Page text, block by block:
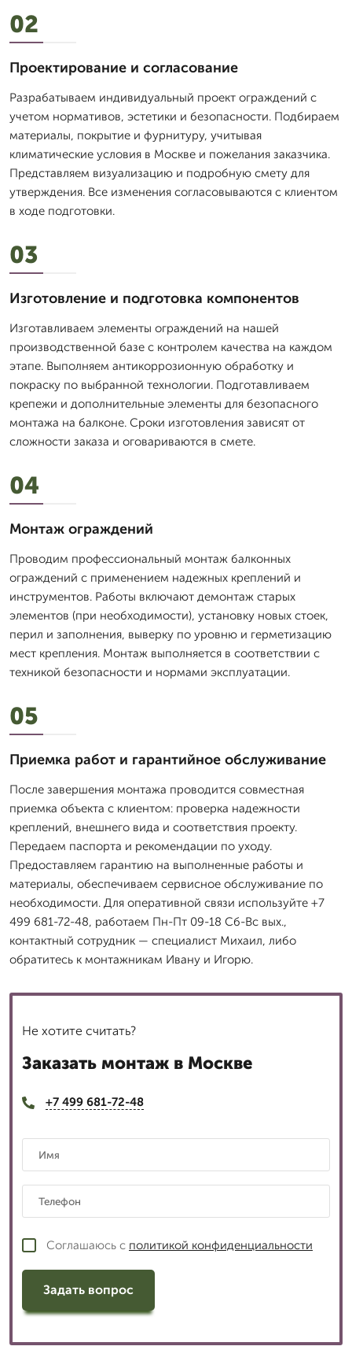
02
Проектирование и согласование
Разрабатываем индивидуальный проект ограждений с
учетом нормативов, эстетики и безопасности. Подбираем
материалы, покрытие и фурнитуру, учитывая
климатические условия в Москве и пожелания заказчика.
Представляем визуализацию и подробную смету для
утверждения. Все изменения согласовываются с клиентом
в ходе подготовки.
03
Изготовление и подготовка компонентов
Изготавливаем элементы ограждений на нашей
производственной базе с контролем качества на каждом
этапе. Выполняем антикоррозионную обработку и
покраску по выбранной технологии. Подготавливаем
крепежи и дополнительные элементы для безопасного
монтажа на балконе. Сроки изготовления зависят от
сложности заказа и оговариваются в смете.
04
Монтаж ограждений
Проводим профессиональный монтаж балконных
ограждений с применением надежных креплений и
инструментов. Работы включают демонтаж старых
элементов (при необходимости), установку новых стоек,
перил и заполнения, выверку по уровню и герметизацию
мест крепления. Монтаж выполняется в соответствии с
техникой безопасности и нормами эксплуатации.
05
Приемка работ и гарантийное обслуживание
После завершения монтажа проводится совместная
приемка объекта с клиентом: проверка надежности
креплений, внешнего вида и соответствия проекту.
Передаем паспорта и рекомендации по уходу.
Предоставляем гарантию на выполненные работы и
материалы, обеспечиваем сервисное обслуживание по
необходимости. Для оперативной связи используйте +7
499 681-72-48, работаем Пн-Пт 09-18 Сб-Вс вых.,
контактный сотрудник — специалист Михаил, либо
обратитесь к монтажникам Ивану и Игорю.
Не хотите считать?
Заказать монтаж в Москве
+7 499 681-72-48
Соглашаюсь с политикой конфиденциальности
Задать вопрос